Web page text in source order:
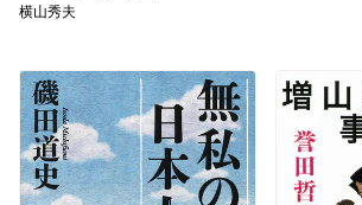
横山秀夫